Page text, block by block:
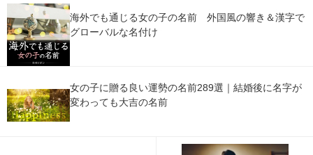
海外でも通じる女の子の名前 外国風の響き＆漢字で
グローバルな名付け
女の子に贈る良い運勢の名前289選｜結婚後に名字が
変わっても大吉の名前